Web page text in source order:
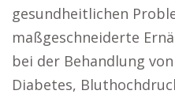
gesundheitlichen
maßgeschneiderte
bei der Behandlung
Diabetes,